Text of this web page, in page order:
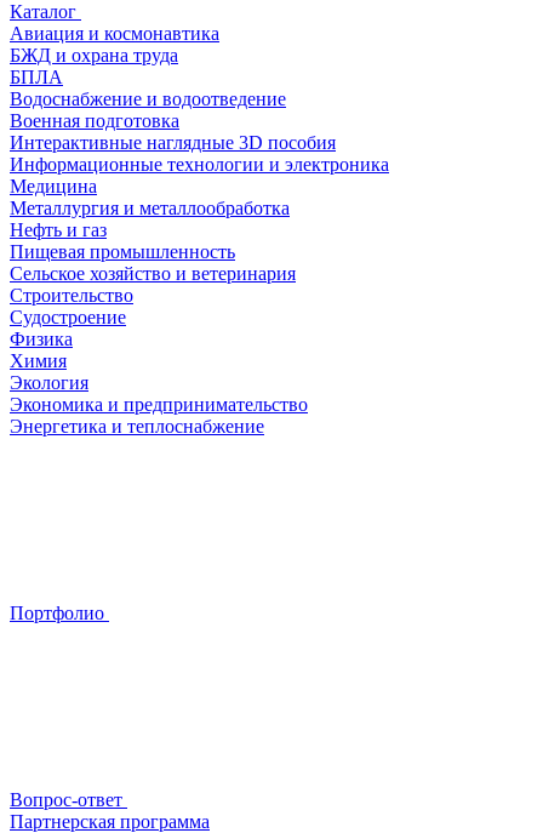
Каталог
Авиация и космонавтика
БЖД и охрана труда
БПЛА
Водоснабжение и водоотведение
Военная подготовка
Интерактивные наглядные 3D пособия
Информационные технологии и электроника
Медицина
Металлургия и металлообработка
Нефть и газ
Пищевая промышленность
Сельское хозяйство и ветеринария
Строительство
Судостроение
Физика
Химия
Экология
Экономика и предпринимательство
Энергетика и теплоснабжение
Портфолио
Вопрос-ответ
Партнерская программа